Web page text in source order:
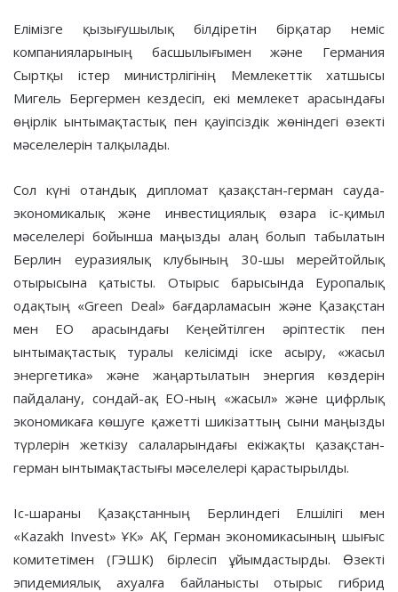
Елімізге қызығушылық білдіретін бірқатар неміс
компанияларының басшылығымен және Германия
Сыртқы істер министрлігінің Мемлекеттік хатшысы
Мигель Бергермен кездесіп, екі мемлекет арасындағы
өңірлік ынтымақтастық пен қауіпсіздік жөніндегі өзекті
мәселелерін талқылады.
Сол күні отандық дипломат қазақстан-герман сауда-
экономикалық және инвестициялық өзара іс-қимыл
мәселелері бойынша маңызды алаң болып табылатын
Берлин еуразиялық клубының 30-шы мерейтойлық
отырысына қатысты. Отырыс барысында Еуропалық
одақтың «Green Deal» бағдарламасын және Қазақстан
мен ЕО арасындағы Кеңейтілген әріптестік пен
ынтымақтастық туралы келісімді іске асыру, «жасыл
энергетика» және жаңартылатын энергия көздерін
пайдалану, сондай-ақ ЕО-ның «жасыл» және цифрлық
экономикаға көшуге қажетті шикізаттың сыни маңызды
түрлерін жеткізу салаларындағы екіжақты қазақстан-
герман ынтымақтастығы мәселелері қарастырылды.
Іс-шараны Қазақстанның Берлиндегі Елшілігі мен
«Kazakh Invest» ҰК» АҚ Герман экономикасының шығыс
комитетімен (ГЭШК) бірлесіп ұйымдастырды. Өзекті
эпидемиялық ахуалға байланысты отырыс гибрид